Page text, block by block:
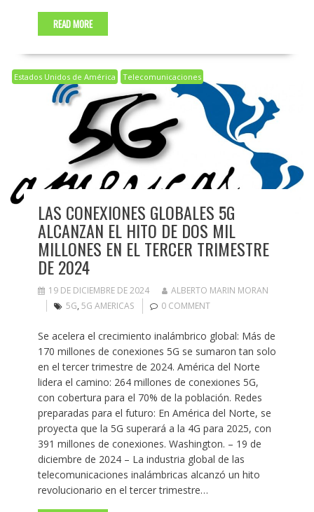
READ MORE
Estados Unidos de América Telecomunicaciones
LAS CONEXIONES GLOBALES 5G
ALCANZAN EL HITO DE DOS MIL
MILLONES EN EL TERCER TRIMESTRE
DE 2024
19 DE DICIEMBRE DE 2024
ALBERTO MARIN MORAN
5G, 5G AMERICAS 0 COMMENT
Se acelera el crecimiento inalámbrico global: Más de
170 millones de conexiones 5G se sumaron tan solo
en el tercer trimestre de 2024. América del Norte
lidera el camino: 264 millones de conexiones 5G,
con cobertura para el 70% de la población. Redes
preparadas para el futuro: En América del Norte, se
proyecta que la 5G superará a la 4G para 2025, con
391 millones de conexiones. Washington. – 19 de
diciembre de 2024 – La industria global de las
telecomunicaciones inalámbricas alcanzó un hito
revolucionario en el tercer trimestre…